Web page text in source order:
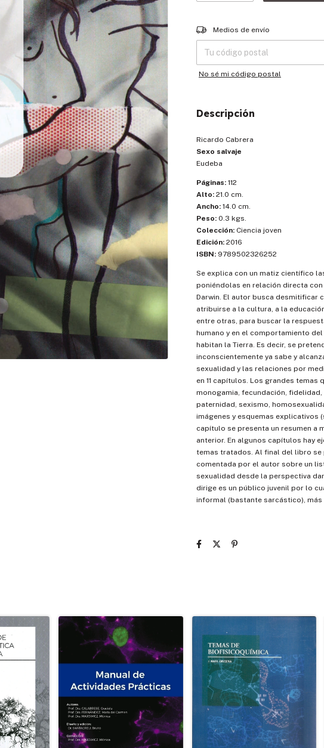
Entregas para el CP:
Medios de envío
No sé mi código postal
Descripción
Ricardo Cabrera
Sexo salvaje
Eudeba
Páginas: 112
Alto: 21.0 cm.
Ancho: 14.0 cm.
Peso: 0.3 kgs.
Colección: Ciencia joven
Edición: 2016
ISBN: 9789502326252
Se explica con un matiz científico
poniéndolas en relación directa
Darwin. El autor busca desmitificar
atribuirse a la cultura, a la
entre otras, para buscar la
humano y en el comportamiento
habitan la Tierra. Es decir, se
inconscientemente ya sabe y
sexualidad y las relaciones por
en 11 capítulos. Los grandes temas
monogamia, fecundación,
paternidad, sexismo,
imágenes y esquemas explicativos
capítulo se presenta un resumen a
anterior. En algunos capítulos hay
temas tratados. Al final del libro se
comentada por el autor sobre un
sexualidad desde la perspectiva
dirige es un público juvenil por lo
informal (bastante sarcástico), más